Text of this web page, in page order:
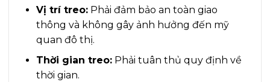
Vị trí treo:Phải đảm bảo an toàn giao
thông và không gây ảnh hưởng đến mỹ
quan đô thị.
Thời gian treo:Phải tuân thủ quy định về
thời gian.